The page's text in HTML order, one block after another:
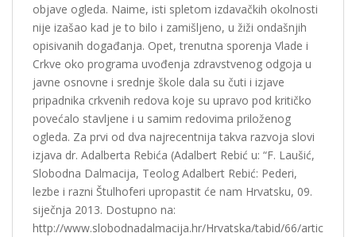
objave ogleda. Naime, isti spletom izdavačkih okolnosti
nije izašao kad je to bilo i zamišljeno, u žiži ondašnjih
opisivanih događanja. Opet, trenutna sporenja Vlade i
Crkve oko programa uvođenja zdravstvenog odgoja u
javne osnovne i srednje škole dala su čuti i izjave
pripadnika crkvenih redova koje su upravo pod kritičko
povećalo stavljene i u samim redovima priloženog
ogleda. Za prvi od dva najrecentnija takva razvoja slovi
izjava dr. Adalberta Rebića (Adalbert Rebić u: “F. Laušić,
Slobodna Dalmacija, Teolog Adalbert Rebić: Pederi,
lezbe i razni Štulhoferi upropastit će nam Hrvatsku, 09.
siječnja 2013. Dostupno na:
http://www.slobodnadalmacija.hr/Hrvatska/tabid/66/artic